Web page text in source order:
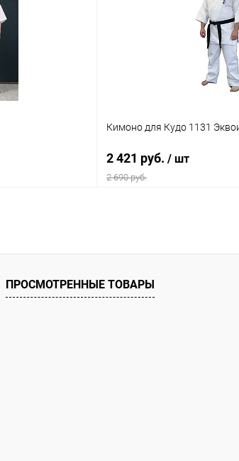
Сравнение
Кимоно для Кудо 1131
2 421 руб. / шт
2 690 руб.
Купить в 1 клик
В избранное
ПРОСМОТРЕННЫЕ ТОВАРЫ